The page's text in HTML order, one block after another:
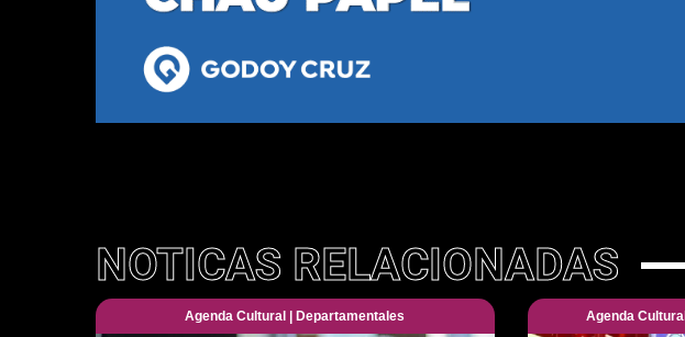
NOTICAS RELACIONADAS
Agenda Cultural Departamentales Agenda Cultural